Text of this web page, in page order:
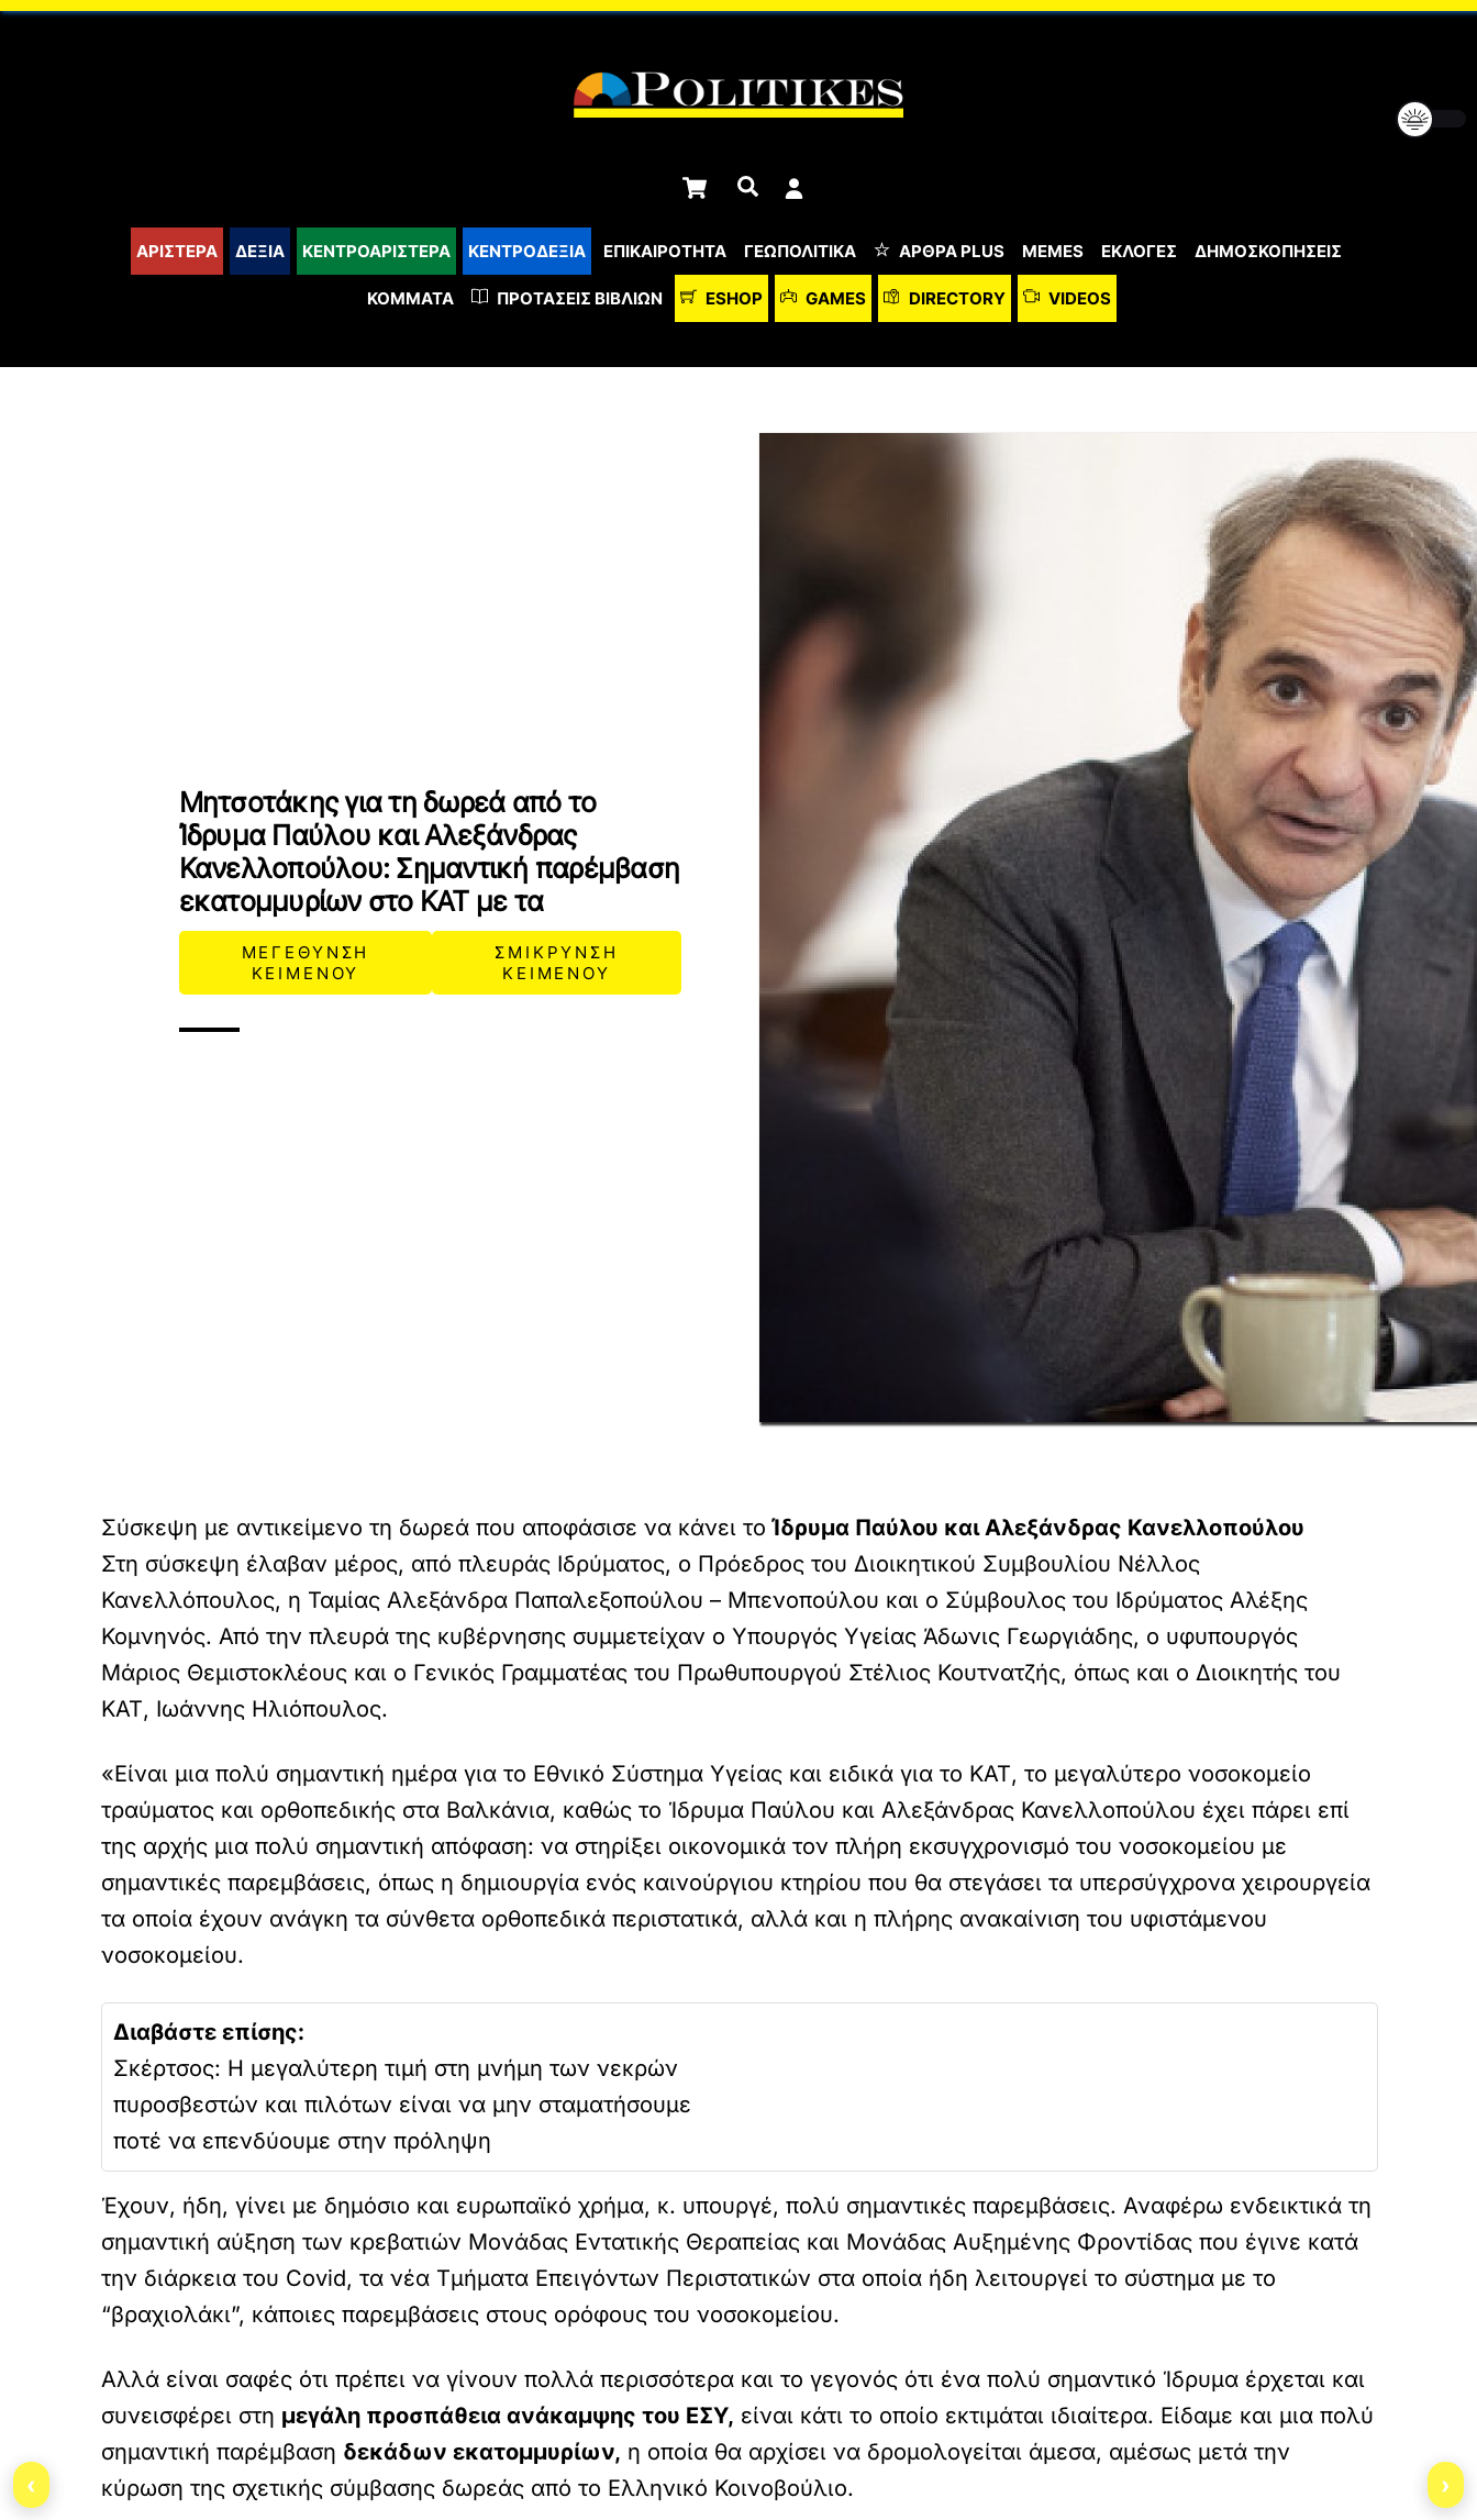
content
Cart Αναζήτηση
ΑΡΙΣΤΕΡΑ ΔΕΞΙΑ ΚΕΝΤΡΟΑΡΙΣΤΕΡΑ ΚΕΝΤΡΟΔΕΞΙΑ ΕΠΙΚΑΙΡΟΤΗΤΑ ΓΕΩΠΟΛΙΤΙΚΑ ΆΡΘΡΑ PLUS MEMES ΕΚΛΟΓΕΣ ΔΗΜΟΣΚΟΠΗΣΕΙΣ
ΚΌΜΜΑΤΑ ΠΡΟΤΆΣΕΙΣ ΒΙΒΛΊΩΝ ESHOP GAMES DIRECTORY VIDEOS
Μητσοτάκης για τη δωρεά από το
Ίδρυμα Παύλου και Αλεξάνδρας
Κανελλοπούλου: Σημαντική παρέμβαση
εκατομμυρίων στο ΚΑΤ με τα
ΜΕΓΕΘΥΝΣΗ
ΚΕΙΜΕΝΟΥ
ΣΜΙΚΡΥΝΣΗ
ΚΕΙΜΕΝΟΥ
Σύσκεψη με αντικείμενο τη δωρεά που αποφάσισε να κάνει το Ίδρυμα Παύλου και Αλεξάνδρας Κανελλοπούλου
Στη σύσκεψη έλαβαν μέρος, από πλευράς Ιδρύματος, ο Πρόεδρος του Διοικητικού Συμβουλίου Νέλλος
Κανελλόπουλος, η Ταμίας Αλεξάνδρα Παπαλεξοπούλου – Μπενοπούλου και ο Σύμβουλος του Ιδρύματος Αλέξης
Κομνηνός. Από την πλευρά της κυβέρνησης συμμετείχαν ο Υπουργός Υγείας Άδωνις Γεωργιάδης, ο υφυπουργός
Μάριος Θεμιστοκλέους και ο Γενικός Γραμματέας του Πρωθυπουργού Στέλιος Κουτνατζής, όπως και ο Διοικητής του
ΚΑΤ, Ιωάννης Ηλιόπουλος.
«Είναι μια πολύ σημαντική ημέρα για το Εθνικό Σύστημα Υγείας και ειδικά για το ΚΑΤ, το μεγαλύτερο νοσοκομείο
τραύματος και ορθοπεδικής στα Βαλκάνια, καθώς το Ίδρυμα Παύλου και Αλεξάνδρας Κανελλοπούλου έχει πάρει επί
της αρχής μια πολύ σημαντική απόφαση: να στηρίξει οικονομικά τον πλήρη εκσυγχρονισμό του νοσοκομείου με
σημαντικές παρεμβάσεις, όπως η δημιουργία ενός καινούργιου κτηρίου που θα στεγάσει τα υπερσύγχρονα χειρουργεία
τα οποία έχουν ανάγκη τα σύνθετα ορθοπεδικά περιστατικά, αλλά και η πλήρης ανακαίνιση του υφιστάμενου
νοσοκομείου.
Διαβάστε επίσης:
Σκέρτσος: Η μεγαλύτερη τιμή στη μνήμη των νεκρών
πυροσβεστών και πιλότων είναι να μην σταματήσουμε
ποτέ να επενδύουμε στην πρόληψη
Έχουν, ήδη, γίνει με δημόσιο και ευρωπαϊκό χρήμα, κ. υπουργέ, πολύ σημαντικές παρεμβάσεις. Αναφέρω ενδεικτικά τη
σημαντική αύξηση των κρεβατιών Μονάδας Εντατικής Θεραπείας και Μονάδας Αυξημένης Φροντίδας που έγινε κατά
την διάρκεια του Covid, τα νέα Τμήματα Επειγόντων Περιστατικών στα οποία ήδη λειτουργεί το σύστημα με το
“βραχιολάκι”, κάποιες παρεμβάσεις στους ορόφους του νοσοκομείου.
Αλλά είναι σαφές ότι πρέπει να γίνουν πολλά περισσότερα και το γεγονός ότι ένα πολύ σημαντικό Ίδρυμα έρχεται και
συνεισφέρει στη μεγάλη προσπάθεια ανάκαμψης του ΕΣΥ, είναι κάτι το οποίο εκτιμάται ιδιαίτερα. Είδαμε και μια πολύ
σημαντική παρέμβαση δεκάδων εκατομμυρίων, η οποία θα αρχίσει να δρομολογείται άμεσα, αμέσως μετά την
κύρωση της σχετικής σύμβασης δωρεάς από το Ελληνικό Κοινοβούλιο.
‹ ›